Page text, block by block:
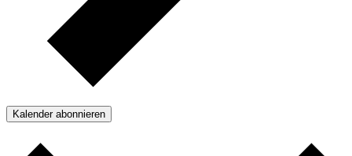
Kalender abonnieren